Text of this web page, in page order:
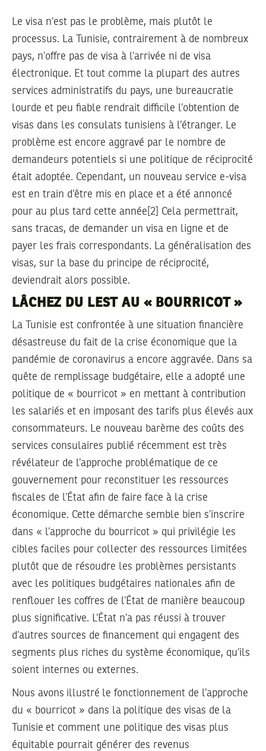
Le visa n’est pas le problème, mais plutôt le
processus. La Tunisie, contrairement à de nombreux
pays, n’offre pas de visa à l’arrivée ni de visa
électronique. Et tout comme la plupart des autres
services administratifs du pays, une bureaucratie
lourde et peu fiable rendrait difficile l’obtention de
visas dans les consulats tunisiens à l’étranger. Le
problème est encore aggravé par le nombre de
demandeurs potentiels si une politique de réciprocité
était adoptée. Cependant, un nouveau service e-visa
est en train d’être mis en place et a été annoncé
pour au plus tard cette année[2] Cela permettrait,
sans tracas, de demander un visa en ligne et de
payer les frais correspondants. La généralisation des
visas, sur la base du principe de réciprocité,
deviendrait alors possible.
LÂCHEZ DU LEST AU « BOURRICOT »
La Tunisie est confrontée à une situation financière
désastreuse du fait de la crise économique que la
pandémie de coronavirus a encore aggravée. Dans sa
quête de remplissage budgétaire, elle a adopté une
politique de « bourricot » en mettant à contribution
les salariés et en imposant des tarifs plus élevés aux
consommateurs. Le nouveau barème des coûts des
services consulaires publié récemment est très
révélateur de l’approche problématique de ce
gouvernement pour reconstituer les ressources
fiscales de l’État afin de faire face à la crise
économique. Cette démarche semble bien s’inscrire
dans « l’approche du bourricot » qui privilégie les
cibles faciles pour collecter des ressources limitées
plutôt que de résoudre les problèmes persistants
avec les politiques budgétaires nationales afin de
renflouer les coffres de l’État de manière beaucoup
plus significative. L’État n’a pas réussi à trouver
d’autres sources de financement qui engagent des
segments plus riches du système économique, qu’ils
soient internes ou externes.
Nous avons illustré le fonctionnement de l’approche
du « bourricot » dans la politique des visas de la
Tunisie et comment une politique des visas plus
équitable pourrait générer des revenus